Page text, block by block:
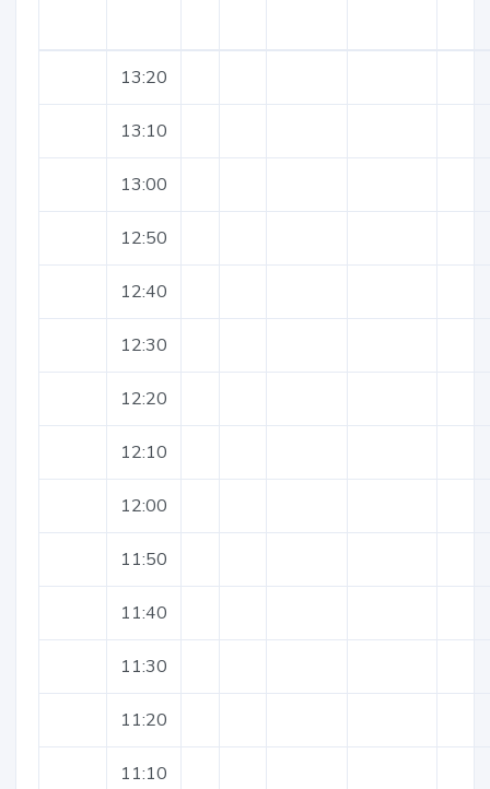
13:20
13:10
13:00
12:50
12:40
12:30
12:20
12:10
12:00
11:50
11:40
11:30
11:20
11:10